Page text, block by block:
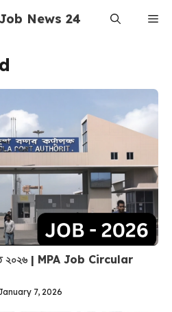
Job News 24
২০২৬ | MPA Job Circular
7, 2026